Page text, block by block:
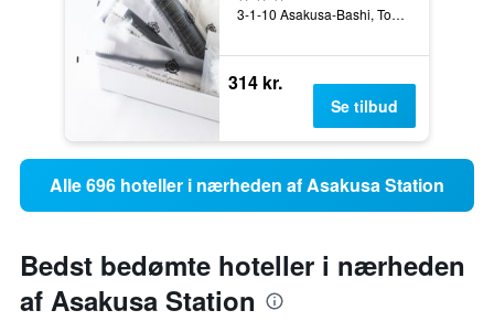
3-1-10 Asakusa-Bashi, Tokyo, Japan
314 kr.
Se tilbud
Alle 696 hoteller i nærheden af Asakusa Station
Bedst bedømte hoteller i nærheden
af Asakusa Station